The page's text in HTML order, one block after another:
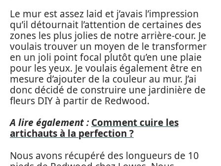
Le mur est assez laid et j’avais l’impression
qu’il détournait l’attention de certaines des
zones les plus jolies de notre arrière-cour. Je
voulais trouver un moyen de le transformer
en un joli point focal plutôt qu’en une plaie
pour les yeux. Je voulais également être en
mesure d’ajouter de la couleur au mur. J’ai
donc décidé de construire une jardinière de
fleurs DIY à partir de Redwood.
A lire également : Comment cuire les
artichauts à la perfection ?
Nous avons récupéré des longueurs de 10